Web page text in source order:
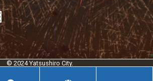
© 2024 Yatsushiro City.